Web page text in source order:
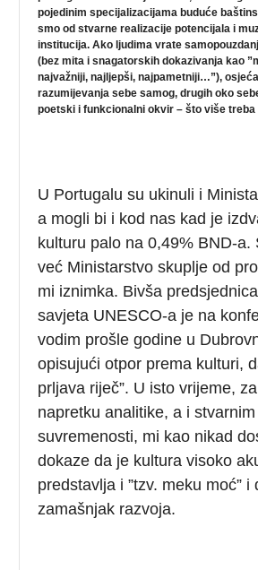
pojedinim specijalizacijama buduće
smo od stvarne realizacije potencijala i
institucija. Ako ljudima vrate
(bez mita i snagatorskih dokazivanja kao
najvažniji, najljepši, najpametniji…”),
razumijevanja sebe samog, drugih oko
poetski i funkcionalni okvir – što više
U Portugalu su ukinuli i
a mogli bi i kod nas kad je
kulturu palo na 0,49% BND-a.
već Ministarstvo skuplje od
mi iznimka. Bivša
savjeta UNESCO-a je na
vodim prošle godine u
opisujući otpor prema kulturi,
prljava riječ”. U isto vrijeme,
napretku analitike, a i
suvremenosti, mi kao nikad
dokaze da je kultura visoko
predstavlja i ”tzv. meku moć” i
zamašnjak razvoja.